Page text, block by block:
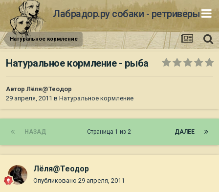
Лабрадор.ру собаки - ретриверы
Натуральное кормление
Натуральное кормление - рыба
Автор Лёля@Теодор
29 апреля, 2011 в Натуральное кормление
НАЗАД ДАЛЕЕ
Страница 1 из 2
Лёля@Теодор
Опубликовано 29 апреля, 2011